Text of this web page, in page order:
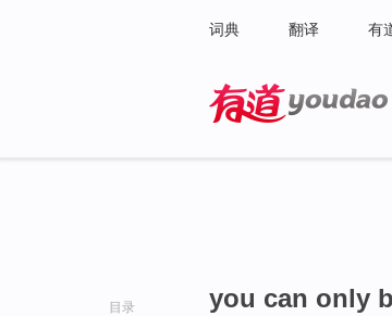
词典 翻译 有
目录 you can only